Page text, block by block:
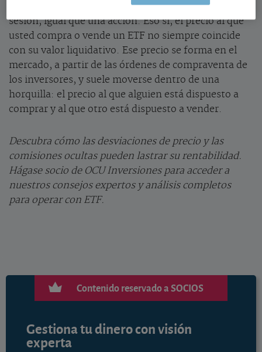
se pueden comprar y vender en Bolsa durante la
sesión,igual que una acción.Eso sí,el precio al que
usted compra o vende un ETF no siempre coincide
con su valor liquidativo. Ese precio se forma en el
mercado, a partir de las órdenes de compraventa de
los inversores, y suele moverse dentro de una
horquilla: el precio al que alguien está dispuesto a
comprar y al que otro está dispuesto a vender.
Descubra cómo las desviaciones de precio y las
comisiones ocultas pueden lastrar su rentabilidad.
Hágase socio de OCU Inversiones para acceder a
nuestros consejos expertos y análisis completos
para operar con ETF.
Contenido reservado a SOCIOS
Gestiona tu dinero con visión
experta